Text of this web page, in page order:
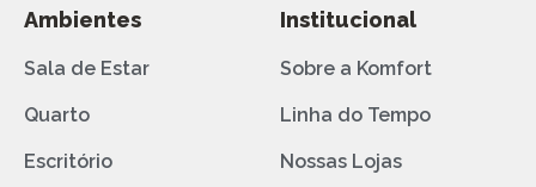
Ambientes
Sala de Estar
Quarto
Escritório
Institucional
Sobre a Komfort
Linha do Tempo
Nossas Lojas